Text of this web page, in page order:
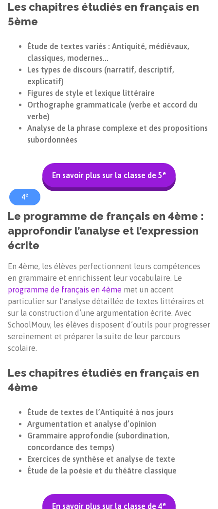
Les chapitres étudiés en français en
5ème
Étude de textes variés : Antiquité, médiévaux,
classiques, modernes...
Les types de discours (narratif, descriptif,
explicatif)
Figures de style et lexique littéraire
Orthographe grammaticale (verbe et accord du
verbe)
Analyse de la phrase complexe et des propositions
subordonnées
En savoir plus sur la classe de 5 e
4e
Le programme de français en 4ème :
approfondir l’analyse et l’expression
écrite
En 4ème, les élèves perfectionnent leurs compétences
en grammaire et enrichissent leur vocabulaire. Le
programme de français en 4ème met un accent
particulier sur l’analyse détaillée de textes littéraires et
sur la construction d’une argumentation écrite. Avec
SchoolMouv, les élèves disposent d’outils pour progresser
sereinement et préparer la suite de leur parcours
scolaire.
Les chapitres étudiés en français en
4ème
Étude de textes de l’Antiquité à nos jours
Argumentation et analyse d’opinion
Grammaire approfondie (subordination,
concordance des temps)
Exercices de synthèse et analyse de texte
Étude de la poésie et du théâtre classique
En savoir plus sur la classe de 4e